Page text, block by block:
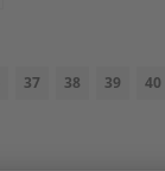
37 38 39 40